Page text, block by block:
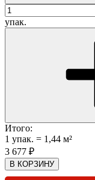
упак.
Итого:
1 упак. = 1,44 м²
3 677 ₽
В КОРЗИНУ